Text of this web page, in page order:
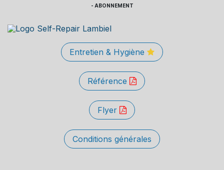
- ABONNEMENT
Entretien & Hygiène
Référence
Flyer
Conditions générales